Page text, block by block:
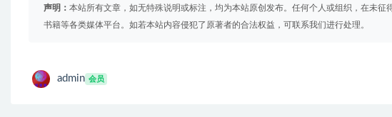
声明： 本站所有文章，如无特殊说明或标注，均为本站原创发布。任何个人或组织，在未征
书籍等各类媒体平台。如若本站内容侵犯了原著者的合法权益，可联系我们进行处理。
admin 会员